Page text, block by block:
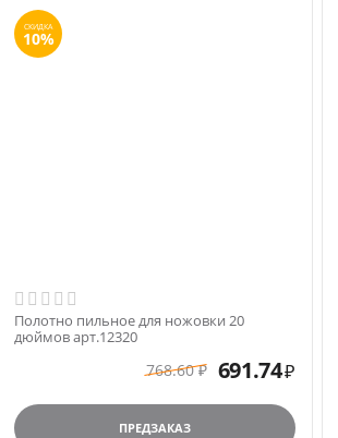
СКИДКА
10%
Полотно пильное для ножовки 20
дюймов арт.12320
768.60 ₽ 691.74₽
ПРЕДЗАКАЗ